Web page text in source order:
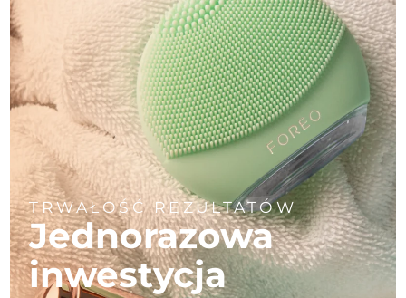
TRWAŁOŚĆ REZULTATÓW
Jednorazowa
inwestycja